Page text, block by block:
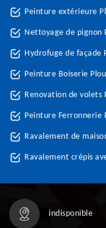
Peinture extérieure
Nettoyage de pignon
Hydrofuge de façade
Peinture Boiserie
Renovation de volets
Peinture Ferronnerie
Ravalement de
Ravalement crépis
indisponible